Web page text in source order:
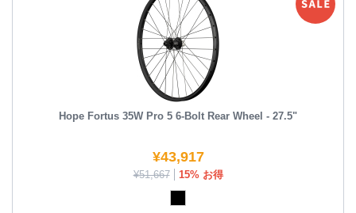
Hope Fortus 35W Pro 5 6-Bolt Rear Wheel - 27.5"
¥43,917
¥51,667 15% お得